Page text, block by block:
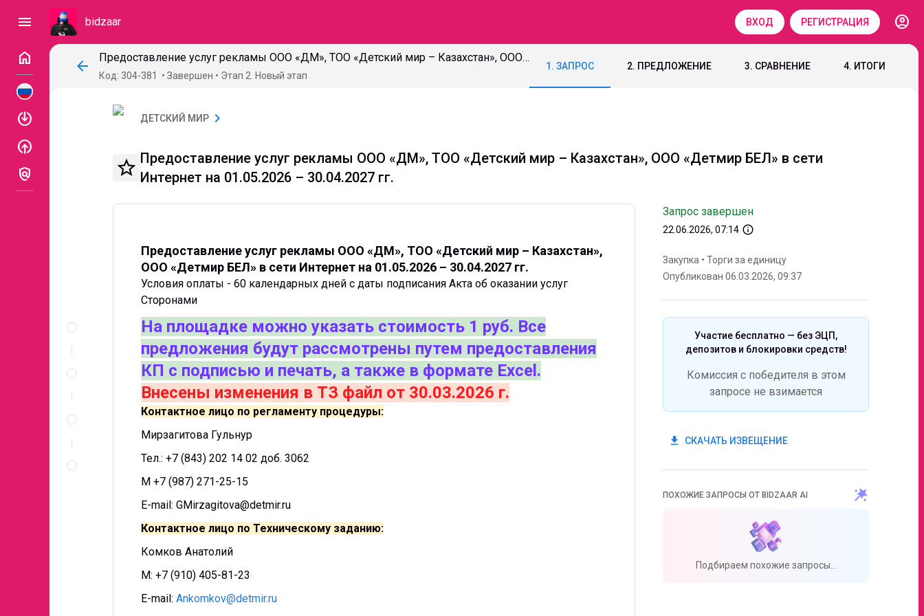
menu bidzaar ВХОД РЕГИСТРАЦИЯ
account_circle
home
enable
enable
policy
arrow_back
Предоставление услуг рекламы ООО «ДМ», ТОО «Детский мир – Казахстан», ООО «Детмир БЕЛ» в сети Интернет на 01.05.2026 – 30.04.2027 гг.
Код: 304-381 Завершен Этап 2. Новый этап
1. ЗАПРОС 2. ПРЕДЛОЖЕНИЕ 3. СРАВНЕНИЕ 4. ИТОГИ
Спецификация
ДЕТСКИЙ МИР chevron_right
star_border Предоставление услуг рекламы ООО «ДМ», ТОО «Детский мир – Казахстан», ООО «Детмир БЕЛ» в сети
Интернет на 01.05.2026 – 30.04.2027 гг.
Предоставление услуг рекламы ООО «ДМ», ТОО «Детский мир – Казахстан»,
ООО «Детмир БЕЛ» в сети Интернет на 01.05.2026 – 30.04.2027 гг.
Условия оплаты - 60 календарных дней с даты подписания Акта об оказании услуг
Сторонами
На площадке можно указать стоимость 1 руб. Все
предложения будут рассмотрены путем предоставления
КП с подписью и печать, а также в формате Excel.
Внесены изменения в ТЗ файл от 30.03.2026 г.
Контактное лицо по регламенту процедуры:
Мирзагитова Гульнур
Тел.: +7 (843) 202 14 02 доб. 3062
М +7 (987) 271-25-15
E-mail: GMirzagitova@detmir.ru
Контактное лицо по Техническому заданию:
Комков Анатолий
М: +7 (910) 405-81-23
E-mail: Ankomkov@detmir.ru
Запрос завершен
22.06.2026, 07:14 info_outline
Закупка • Торги за единицу
Опубликован 06.03.2026, 09:37
Участие бесплатно — без ЭЦП,
депозитов и блокировки средств!
Комиссия с победителя в этом
запросе не взимается
get_app СКАЧАТЬ ИЗВЕЩЕНИЕ
ПОХОЖИЕ ЗАПРОСЫ ОТ BIDZAAR AI
Подбираем похожие запросы...